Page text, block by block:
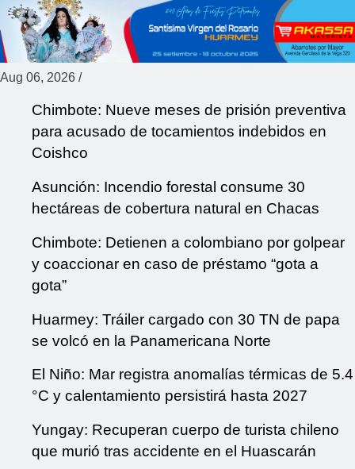
Aug 06, 2026 /
Chimbote: Nueve meses de prisión preventiva
para acusado de tocamientos indebidos en
Coishco
Asunción: Incendio forestal consume 30
hectáreas de cobertura natural en Chacas
Chimbote: Detienen a colombiano por golpear
y coaccionar en caso de préstamo “gota a
gota”
Huarmey: Tráiler cargado con 30 TN de papa
se volcó en la Panamericana Norte
El Niño: Mar registra anomalías térmicas de 5.4
°C y calentamiento persistirá hasta 2027
Yungay: Recuperan cuerpo de turista chileno
que murió tras accidente en el Huascarán